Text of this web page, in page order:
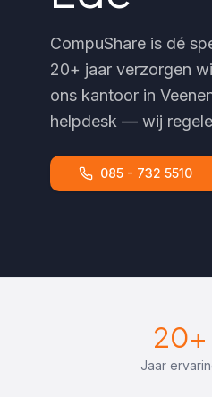
CompuShare is dé
20+ jaar verzorgen
ons kantoor in
helpdesk — wij
085 - 732 5510
20+
Jaar